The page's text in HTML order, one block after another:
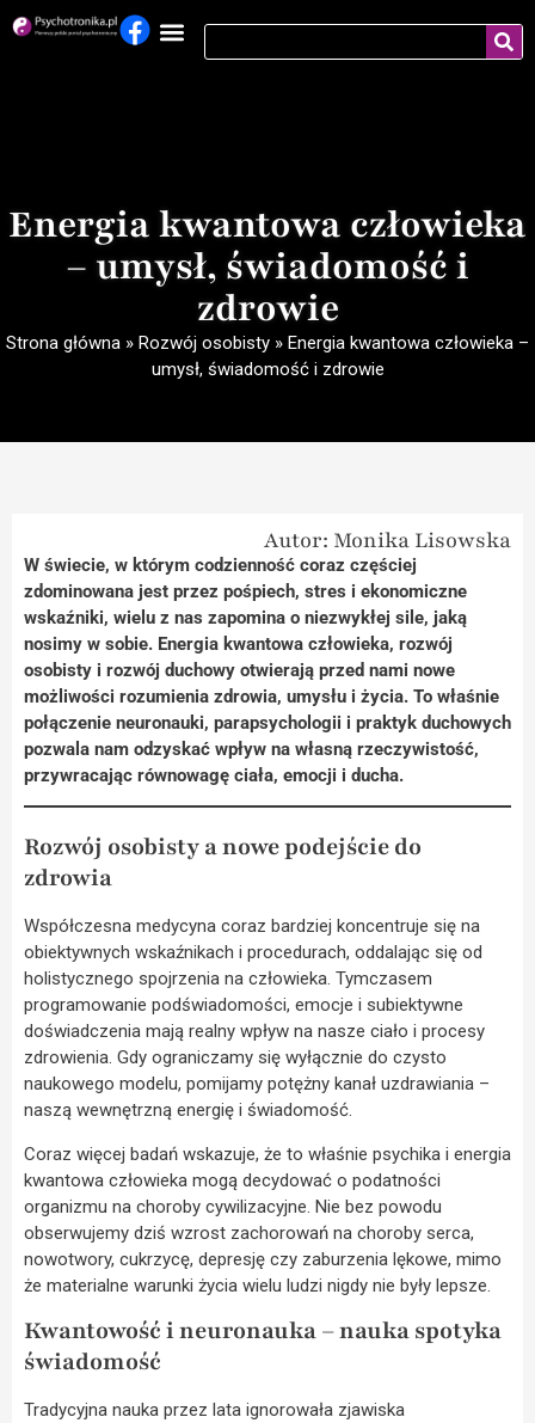
Energia kwantowa człowieka
– umysł, świadomość i
zdrowie
Strona główna » Rozwój osobisty » Energia kwantowa człowieka –
umysł, świadomość i zdrowie
Autor: Monika Lisowska
W świecie, w którym codzienność coraz częściej
zdominowana jest przez pośpiech, stres i ekonomiczne
wskaźniki, wielu z nas zapomina o niezwykłej sile, jaką
nosimy w sobie. Energia kwantowa człowieka, rozwój
osobisty i rozwój duchowy otwierają przed nami nowe
możliwości rozumienia zdrowia, umysłu i życia. To właśnie
połączenie neuronauki, parapsychologii i praktyk duchowych
pozwala nam odzyskać wpływ na własną rzeczywistość,
przywracając równowagę ciała, emocji i ducha.
Rozwój osobisty a nowe podejście do
zdrowia
Współczesna medycyna coraz bardziej koncentruje się na
obiektywnych wskaźnikach i procedurach, oddalając się od
holistycznego spojrzenia na człowieka. Tymczasem
programowanie podświadomości, emocje i subiektywne
doświadczenia mają realny wpływ na nasze ciało i procesy
zdrowienia. Gdy ograniczamy się wyłącznie do czysto
naukowego modelu, pomijamy potężny kanał uzdrawiania –
naszą wewnętrzną energię i świadomość.
Coraz więcej badań wskazuje, że to właśnie psychika i energia
kwantowa człowieka mogą decydować o podatności
organizmu na choroby cywilizacyjne. Nie bez powodu
obserwujemy dziś wzrost zachorowań na choroby serca,
nowotwory, cukrzycę, depresję czy zaburzenia lękowe, mimo
że materialne warunki życia wielu ludzi nigdy nie były lepsze.
Kwantowość i neuronauka – nauka spotyka
świadomość
Tradycyjna nauka przez lata ignorowała zjawiska